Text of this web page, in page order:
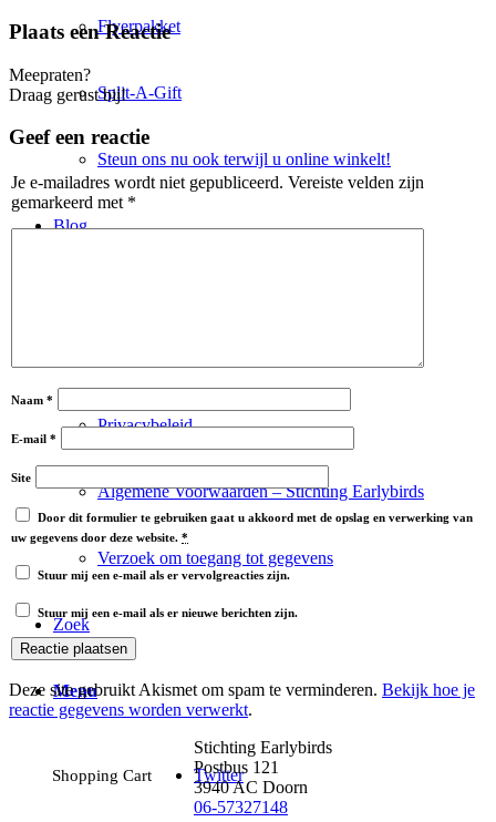
Flyerpakket
Split-A-Gift
Steun ons nu ook terwijl u online winkelt!
Blog
Privacybeleid
Algemene Voorwaarden – Stichting Earlybirds
Verzoek om toegang tot gegevens
Zoek
Menu
Shopping Cart Twitter
Plaats een Reactie
Meepraten?
Draag gerust bij!
Geef een reactie
Je e-mailadres wordt niet gepubliceerd. Vereiste velden zijn
gemarkeerd met *
Naam *
E-mail *
Site
Door dit formulier te gebruiken gaat u akkoord met de opslag en verwerking van
uw gegevens door deze website. *
Stuur mij een e-mail als er vervolgreacties zijn.
Stuur mij een e-mail als er nieuwe berichten zijn.
Deze site gebruikt Akismet om spam te verminderen. Bekijk hoe je
reactie gegevens worden verwerkt.
Stichting Earlybirds
Postbus 121
3940 AC Doorn
06-57327148